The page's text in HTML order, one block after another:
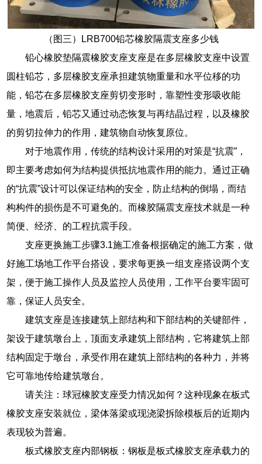
（图三）LRB700铅芯橡胶隔震支座多少钱
铅心橡胶垫隔震橡胶支座支座是在多层橡胶支座中设置
圆柱铅芯，多层橡胶支座承担建筑物重量和水平位移的功
能，铅芯在多层橡胶支座剪切变形时，靠塑性变形吸收能
量，地震后，铅芯又通过动态恢复与再结晶过程，以及橡胶
的剪切拉伸力的作用，建筑物自动恢复原位。
对于地震作用，传统的结构设计采用的对策是“抗震”，
即主要考虑如何为结构提供抵抗地震作用的能力。通过正确
的“抗震”设计可以保证结构的安全，防止结构的倒塌，而结
构构件的损伤是不可避免的。而橡胶隔震支座技术就是一种
简便、经济、的工程抗震手段。
支座更换施工步骤3.1施工准备根据确定的施工方案，做
好施工场地工作平台搭设，要求每更换一组支座搭设两个支
架，便于施工操作人员及监控人员使用，工作平台要牢固可
靠，保证人员安全。
建筑支座是连接建筑上部结构和下部结构的关键部件，
架设于建筑墩台上，顶面支承建筑上部结构，它将建筑上部
结构固定于墩台，承受作用在建筑上部结构的各种力，并将
它可靠地传给建筑墩台。
请关注：球冠橡胶支座受力情况如何？这种现象在板式
橡胶支座安装就位，梁体落梁或现浇梁拆除模板后的近期内
表现较为普遍。
板式橡胶支座内部钢板：钢板是板式橡胶支座承载力的